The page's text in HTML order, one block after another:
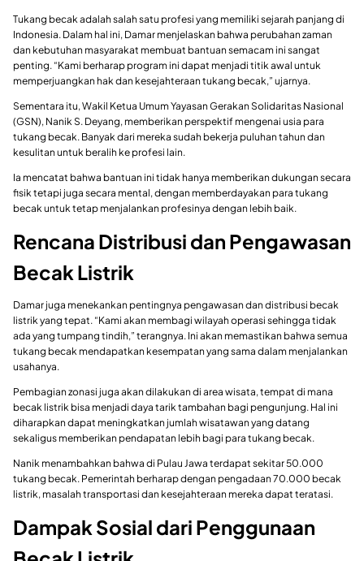
Tukang becak adalah salah satu profesi yang memiliki sejarah panjang di
Indonesia. Dalam hal ini, Damar menjelaskan bahwa perubahan zaman
dan kebutuhan masyarakat membuat bantuan semacam ini sangat
penting. “Kami berharap program ini dapat menjadi titik awal untuk
memperjuangkan hak dan kesejahteraan tukang becak,” ujarnya.
Sementara itu, Wakil Ketua Umum Yayasan Gerakan Solidaritas Nasional
(GSN), Nanik S. Deyang, memberikan perspektif mengenai usia para
tukang becak. Banyak dari mereka sudah bekerja puluhan tahun dan
kesulitan untuk beralih ke profesi lain.
Ia mencatat bahwa bantuan ini tidak hanya memberikan dukungan secara
fisik tetapi juga secara mental, dengan memberdayakan para tukang
becak untuk tetap menjalankan profesinya dengan lebih baik.
Rencana Distribusi dan Pengawasan
Becak Listrik
Damar juga menekankan pentingnya pengawasan dan distribusi becak
listrik yang tepat. “Kami akan membagi wilayah operasi sehingga tidak
ada yang tumpang tindih,” terangnya. Ini akan memastikan bahwa semua
tukang becak mendapatkan kesempatan yang sama dalam menjalankan
usahanya.
Pembagian zonasi juga akan dilakukan di area wisata, tempat di mana
becak listrik bisa menjadi daya tarik tambahan bagi pengunjung. Hal ini
diharapkan dapat meningkatkan jumlah wisatawan yang datang
sekaligus memberikan pendapatan lebih bagi para tukang becak.
Nanik menambahkan bahwa di Pulau Jawa terdapat sekitar 50.000
tukang becak. Pemerintah berharap dengan pengadaan 70.000 becak
listrik, masalah transportasi dan kesejahteraan mereka dapat teratasi.
Dampak Sosial dari Penggunaan